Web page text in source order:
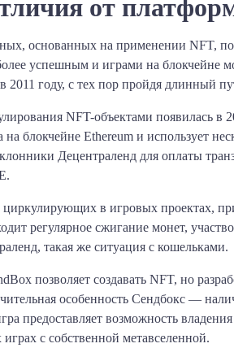
от
основанных на применении NFT,
успешным и играми на блокчейне
2011 году, с тех пор пройдя длинный
NFT-объектами появилась в
на блокчейне Ethereum и использует
Децентраленд для оплаты
в игровых проектах,
регулярное сжигание монет,
такая же ситуация с кошельками.
позволяет создавать NFT, но
особенность Сендбокс —
предоставляет возможность
с собственной метавселенной.